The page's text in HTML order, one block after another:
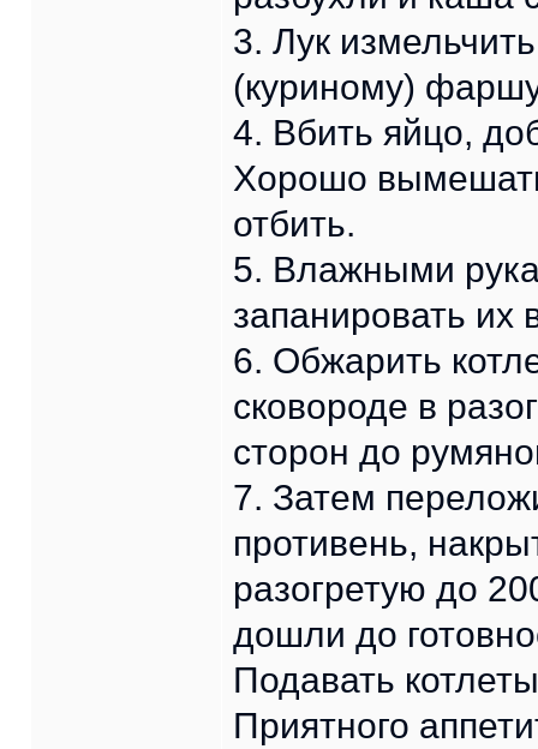
3. Лук
(куриному)
4. Вбить яйцо,
Хорошо
отбить.
5. Влажными
запанировать их
6. Обжарить
сковороде в
сторон до
7. Затем
противень,
разогретую до
дошли до
Подавать
Приятного